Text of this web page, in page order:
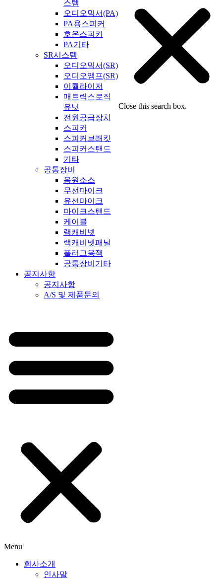
스템
오디오믹서(PA)
PA용스피커
호온스피커
PA기타
SR시스템
오디오믹서(SR)
오디오앰프(SR)
이퀄라이저
매트릭스로직
유닛
전원공급장치
스피커
스피커브래킷
스피커스탠드
기타
공통장비
음원소스
무선마이크
유선마이크
마이크스탠드
케이블
랙캐비넷
랙캐비넷패널
플러그용잭
공통장비기타
공지사항
공지사항
A/S 및 제품문의
Menu
회사소개
인사말
Close this search box.